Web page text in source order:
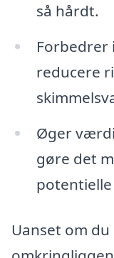
så hårdt.
Forbedrer
reducere
Øger
gøre det
Uanset om